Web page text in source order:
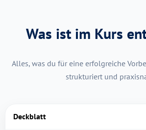
Was ist im Kurs
Alles, was du für eine erfolgreiche
strukturiert und
Deckblatt